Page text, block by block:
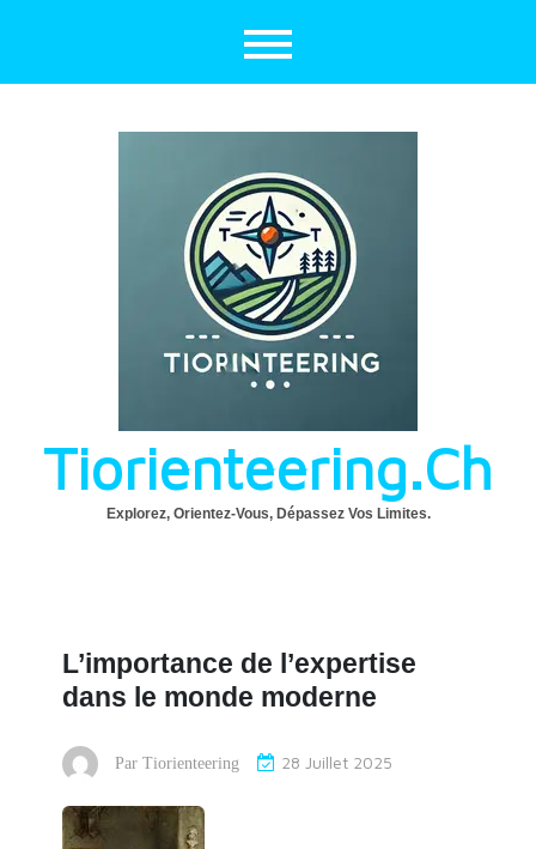
Tiorienteering.ch
Explorez, Orientez-Vous, Dépassez Vos Limites.
L’importance de l’expertise
dans le monde moderne
Par Tiorienteering 28 Juillet 2025